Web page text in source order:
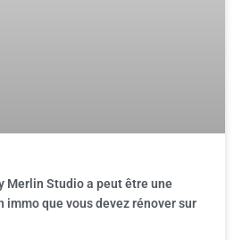
Merlin Studio a peut être une
que vous devez rénover sur